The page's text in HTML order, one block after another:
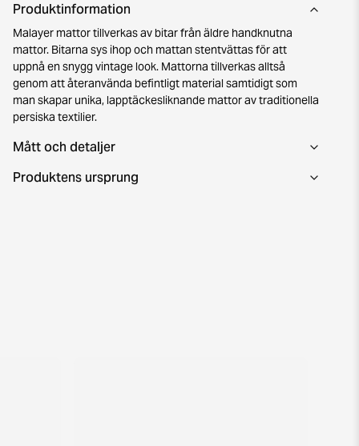
Produktinformation
Malayer mattor tillverkas av bitar från äldre handknutna
mattor. Bitarna sys ihop och mattan stentvättas för att
uppnå en snygg vintage look. Mattorna tillverkas alltså
genom att återanvända befintligt material samtidigt som
man skapar unika, lapptäckesliknande mattor av traditionella
persiska textilier.
Mått och detaljer
Produktens ursprung